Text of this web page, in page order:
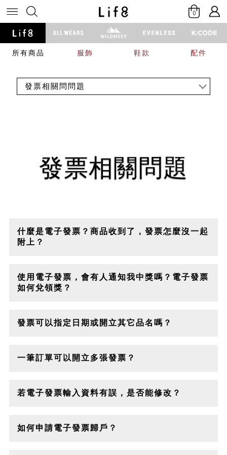
0
所有商品 服飾 鞋款 配件
發票相關問問題
發票相關問題
什麼是電子發票？商品收到了，發票怎麼沒一起
附上？
發票之外，皆不列印紙本。未歸戶的發票，將由米
斯特協助對獎，若您的電子發票有中獎，客服人員
將主動通知您。
使用電子發票，會有人通知我中獎嗎？電子發票
如何兌領獎？
對獎(索取紙本/捐贈/已作廢發票除外)，並於單月
28日產生中獎清冊供營業人下載索取。若您的電子
發票可以指定日期或開立其它品名嗎？
品名將依實際訂購的商品名稱開立，請恕無法指定
開立其它品名或指定開立日期。
一筆訂單可以開立多張發票？
應一張發票，請恕無法分別開立多張。如有分別開
立需求，請將商品分別下單。
若電子發票輸入資料有誤，是否能修改？
換開其他類型電子發票，請於消費時確認應取得二
聯或三聯發票，本公司已盡告知義務，且為配合國
如何申請電子發票歸戶？